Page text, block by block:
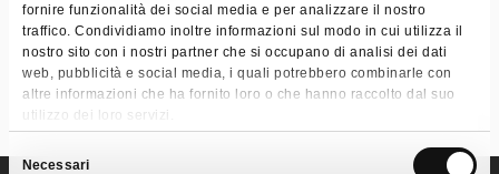
fornire funzionalità dei social media e per analizzare il nostro
traffico. Condividiamo inoltre informazioni sul modo in cui utilizza il
nostro sito con i nostri partner che si occupano di analisi dei dati
web, pubblicità e social media, i quali potrebbero combinarle con
altre informazioni che ha fornito loro o che hanno raccolto dal suo
utilizzo dei loro servizi.
Selezione
Necessari